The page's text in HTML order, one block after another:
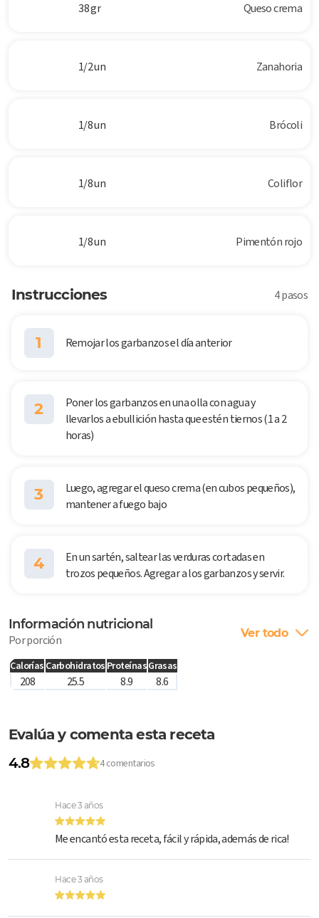
38 gr Queso crema
1/2 un Zanahoria
1/8 un Brócoli
1/8 un Coliflor
1/8 un Pimentón rojo
Instrucciones 4 pasos
1 Remojar los garbanzos el día anterior
2
Poner los garbanzos en una olla con agua y
llevarlos a ebullición hasta que estén tiernos (1 a 2
horas)
3
Luego, agregar el queso crema (en cubos pequeños),
mantener a fuego bajo
4
En un sartén, saltear las verduras cortadas en
trozos pequeños. Agregar a los garbanzos y servir.
Información nutricional
Por porción Ver todo
Calorías Carbohidratos ProteínasGrasas
208 25.5 8.9 8.6
Evalúa y comenta esta receta
4.8
4 comentarios
Hace 3 años
Me encantó esta receta, fácil y rápida, además de rica!
Hace 3 años